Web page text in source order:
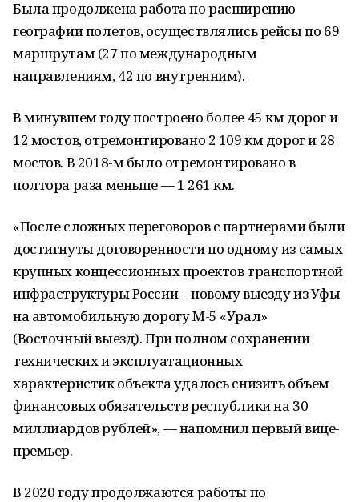
Была продолжена работа по расширению
географии полетов, осуществлялись рейсы по 69
маршрутам (27 по международным
направлениям, 42 по внутренним).
В минувшем году построено более 45 км дорог и
12 мостов, отремонтировано 2 109 км дорог и 28
мостов. В 2018-м было отремонтировано в
полтора раза меньше — 1 261 км.
«После сложных переговоров с партнерами были
достигнуты договоренности по одному из самых
крупных концессионных проектов транспортной
инфраструктуры России – новому выезду из Уфы
на автомобильную дорогу М-5 «Урал»
(Восточный выезд). При полном сохранении
технических и эксплуатационных
характеристик объекта удалось снизить объем
финансовых обязательств республики на 30
миллиардов рублей», — напомнил первый вице-
премьер.
В 2020 году продолжаются работы по